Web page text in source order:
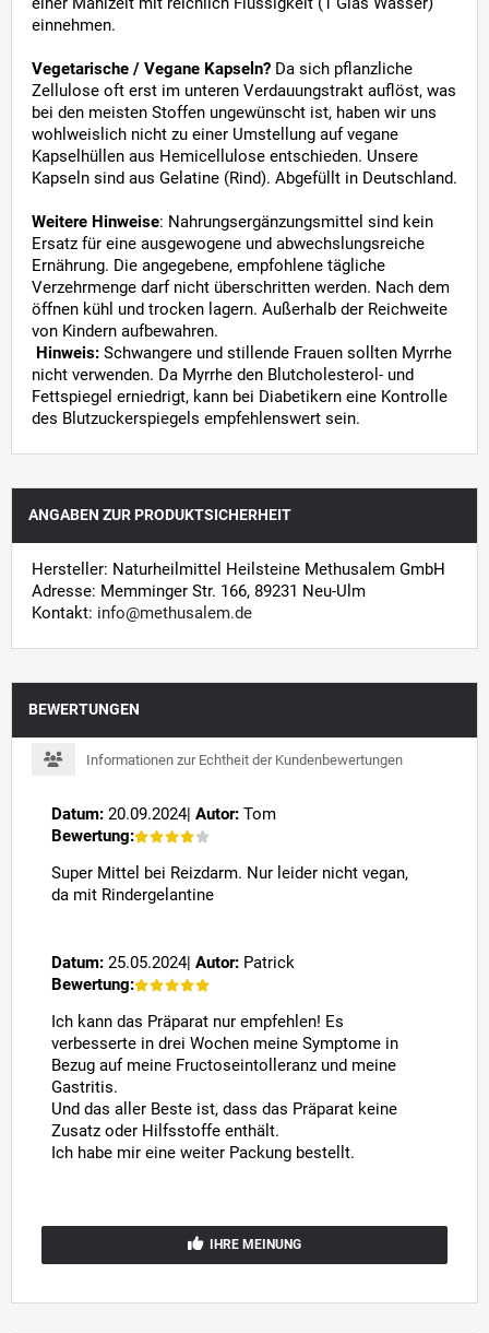
einnehmen.
Vegetarische / Vegane Kapseln? Da sich pflanzliche
Zellulose oft erst im unteren Verdauungstrakt auflöst, was
bei den meisten Stoffen ungewünscht ist, haben wir uns
wohlweislich nicht zu einer Umstellung auf vegane
Kapselhüllen aus Hemicellulose entschieden. Unsere
Kapseln sind aus Gelatine (Rind). Abgefüllt in Deutschland.
Weitere Hinweise: Nahrungsergänzungsmittel sind kein
Ersatz für eine ausgewogene und abwechslungsreiche
Ernährung. Die angegebene, empfohlene tägliche
Verzehrmenge darf nicht überschritten werden. Nach dem
öffnen kühl und trocken lagern. Außerhalb der Reichweite
von Kindern aufbewahren.
Hinweis: Schwangere und stillende Frauen sollten Myrrhe
nicht verwenden. Da Myrrhe den Blutcholesterol- und
Fettspiegel erniedrigt, kann bei Diabetikern eine Kontrolle
des Blutzuckerspiegels empfehlenswert sein.
ANGABEN ZUR PRODUKTSICHERHEIT
Hersteller: Naturheilmittel Heilsteine Methusalem GmbH
Adresse: Memminger Str. 166, 89231 Neu-Ulm
Kontakt: info@methusalem.de
BEWERTUNGEN
Informationen zur Echtheit der Kundenbewertungen
Datum: 20.09.2024| Autor: Tom
Bewertung:
Super Mittel bei Reizdarm. Nur leider nicht vegan,
da mit Rindergelantine
Datum: 25.05.2024| Autor: Patrick
Bewertung:
Ich kann das Präparat nur empfehlen! Es
verbesserte in drei Wochen meine Symptome in
Bezug auf meine Fructoseintolleranz und meine
Gastritis.
Und das aller Beste ist, dass das Präparat keine
Zusatz oder Hilfsstoffe enthält.
Ich habe mir eine weiter Packung bestellt.
IHRE MEINUNG